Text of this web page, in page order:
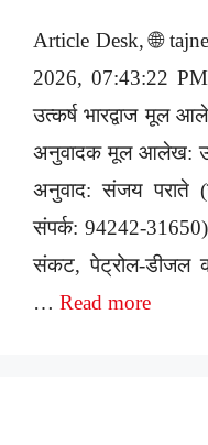
Article Desk, 🌐
2026, 07:43:22
उत्कर्ष भारद्वाज मूल
अनुवादक मूल आलेख:
अनुवाद: संजय पराते
संपर्क: 94242-
संकट, पेट्रोल-डीजल
… Read more